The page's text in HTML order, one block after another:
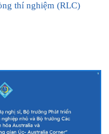
thí nghiệm (RLC)